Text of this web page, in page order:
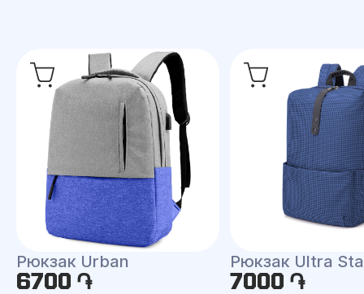
Рюкзак Urban
6700 ֏
Рюкзак Ultra
7000 ֏